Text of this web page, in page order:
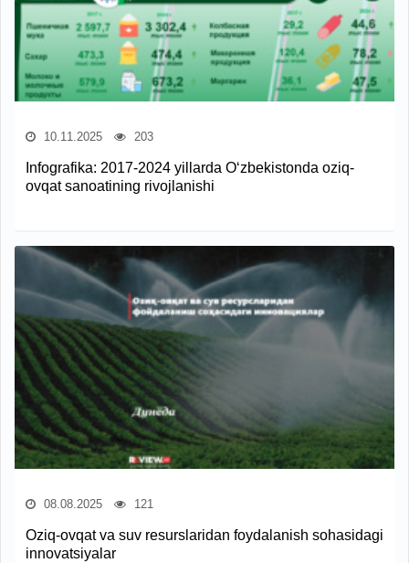
10.11.2025 203
Infografika: 2017-2024 yillarda O‘zbekistonda oziq-
ovqat sanoatining rivojlanishi
08.08.2025 121
Oziq-ovqat va suv resurslaridan foydalanish sohasidagi
innovatsiyalar